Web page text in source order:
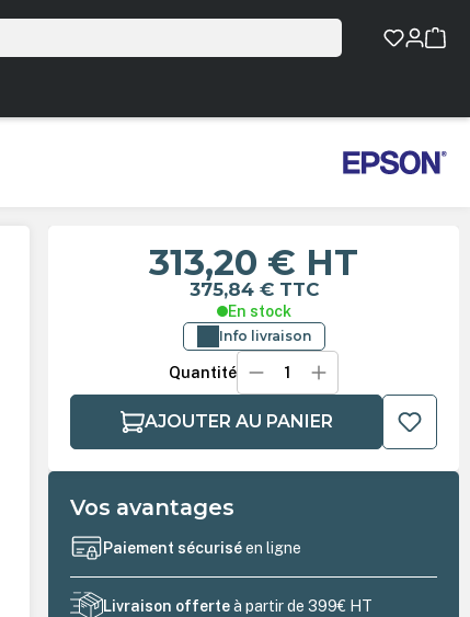
313,20 € HT
375,84 € TTC
En stock
Info livraison
Quantité
AJOUTER AU PANIER
Vos avantages
Paiement sécuriséen ligne
Livraison offerteà partir de 399€ HT